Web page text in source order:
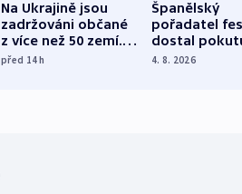
Na Ukrajině jsou
zadržováni občané
z více než 50 zemí.
Bojovali na straně
před 14h
Španělský
pořadatel
dostal
nekalé
4. 8. 2026